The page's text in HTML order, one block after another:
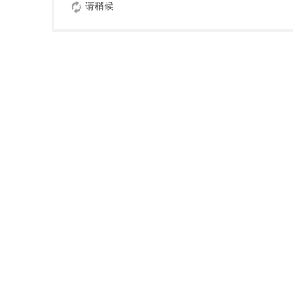
请稍候...